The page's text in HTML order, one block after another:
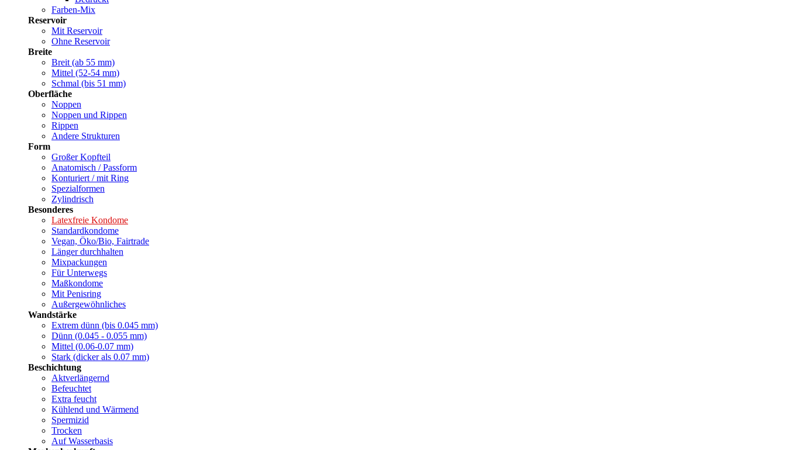
Farben-Mix
Reservoir
Mit Reservoir
Ohne Reservoir
Breite
Breit (ab 55 mm)
Mittel (52-54 mm)
Schmal (bis 51 mm)
Oberfläche
Noppen
Noppen und Rippen
Rippen
Andere Strukturen
Form
Großer Kopfteil
Anatomisch / Passform
Konturiert / mit Ring
Spezialformen
Zylindrisch
Besonderes
Latexfreie Kondome
Standardkondome
Vegan, Öko/Bio, Fairtrade
Länger durchhalten
Mixpackungen
Für Unterwegs
Maßkondome
Mit Penisring
Außergewöhnliches
Wandstärke
Extrem dünn (bis 0.045 mm)
Dünn (0.045 - 0.055 mm)
Mittel (0.06-0.07 mm)
Stark (dicker als 0.07 mm)
Beschichtung
Aktverlängernd
Befeuchtet
Extra feucht
Kühlend und Wärmend
Spermizid
Trocken
Auf Wasserbasis